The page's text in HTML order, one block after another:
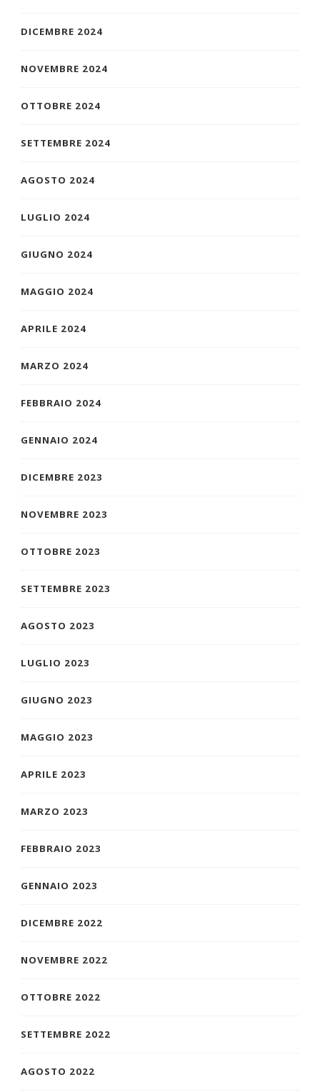
DICEMBRE 2024
NOVEMBRE 2024
OTTOBRE 2024
SETTEMBRE 2024
AGOSTO 2024
LUGLIO 2024
GIUGNO 2024
MAGGIO 2024
APRILE 2024
MARZO 2024
FEBBRAIO 2024
GENNAIO 2024
DICEMBRE 2023
NOVEMBRE 2023
OTTOBRE 2023
SETTEMBRE 2023
AGOSTO 2023
LUGLIO 2023
GIUGNO 2023
MAGGIO 2023
APRILE 2023
MARZO 2023
FEBBRAIO 2023
GENNAIO 2023
DICEMBRE 2022
NOVEMBRE 2022
OTTOBRE 2022
SETTEMBRE 2022
AGOSTO 2022